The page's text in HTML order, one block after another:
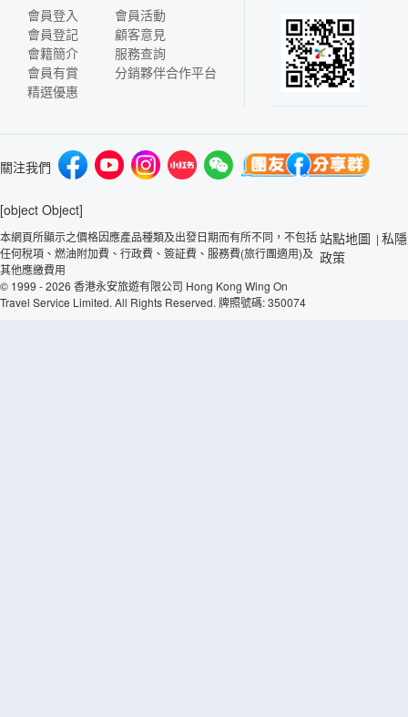
會員登入
會員登記
會籍簡介
會員有賞
精選優惠
會員活動
顧客意見
服務查詢
分銷夥伴合作平台
關注我們
[object Object]
本網頁所顯示之價格因應產品種類及出發日期而有所不同，不包括
任何稅項、燃油附加費、行政費、簽証費、服務費(旅行團適用)及
其他應繳費用
© 1999 - 2026 香港永安旅遊有限公司 Hong Kong Wing On
Travel Service Limited. All Rights Reserved. 牌照號碼: 350074
站點地圖 | 私隱
政策